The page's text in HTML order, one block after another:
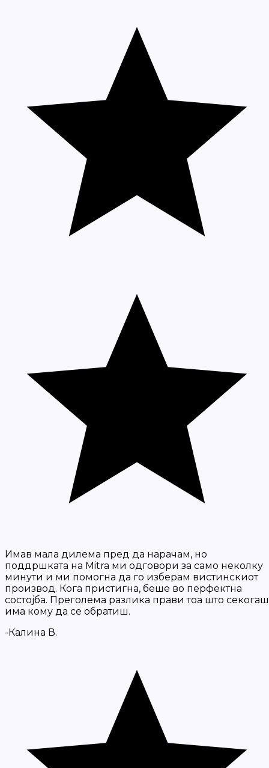
Имав мала дилема пред да нарачам, но
поддршката на Mitra ми одговори за само неколку
минути и ми помогна да го изберам вистинскиот
производ. Кога пристигна, беше во перфектна
состојба. Преголема разлика прави тоа што секогаш
има кому да се обратиш.
-Калина В.